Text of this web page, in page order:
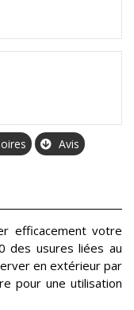
Avis
efficacement votre
des usures liées au
en extérieur par
pour une utilisation